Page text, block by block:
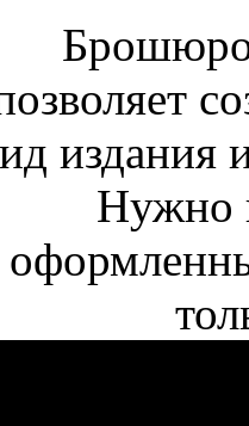
издания
Нужно